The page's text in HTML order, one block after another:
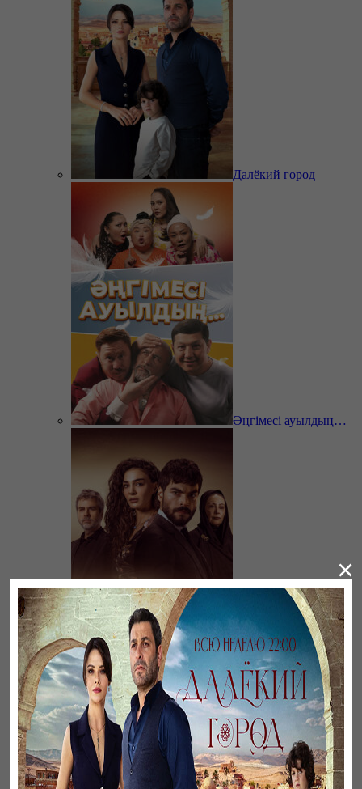
Далёкий город
Әңгімесі ауылдың…
Ветреный
×